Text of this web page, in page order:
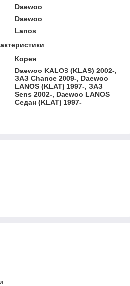
Daewoo
Daewoo
Lanos
Корея
Daewoo KALOS (KLAS) 2002-,
ЗАЗ Chance 2009-, Daewoo
LANOS (KLAT) 1997-, ЗАЗ
Sens 2002-, Daewoo LANOS
Седан (KLAT) 1997-